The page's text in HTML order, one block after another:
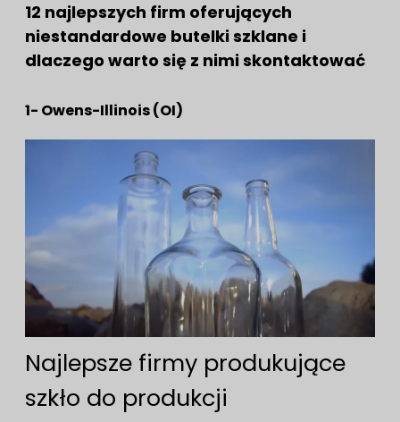
12 najlepszych firm oferujących
niestandardowe butelki szklane i
dlaczego warto się z nimi skontaktować
1- Owens-Illinois (OI)
Najlepsze firmy produkujące
szkło do produkcji